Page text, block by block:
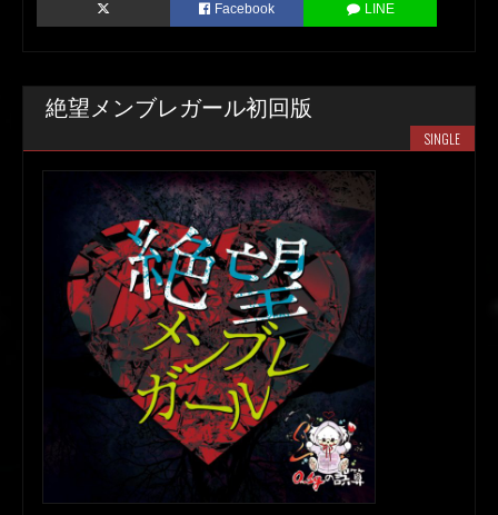
Facebook LINE
絶望メンブレガール初回版
SINGLE